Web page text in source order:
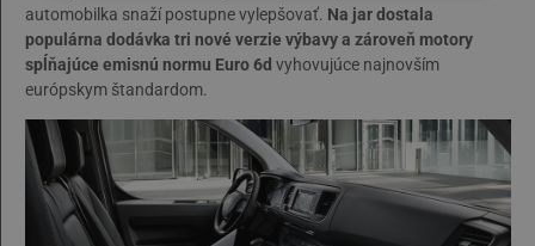
automobilka snaží postupne vylepšovať. Na jar dostala
populárna dodávka tri nové verzie výbavy a zároveň motory
spĺňajúce emisnú normu Euro 6d vyhovujúce najnovším
európskym štandardom.